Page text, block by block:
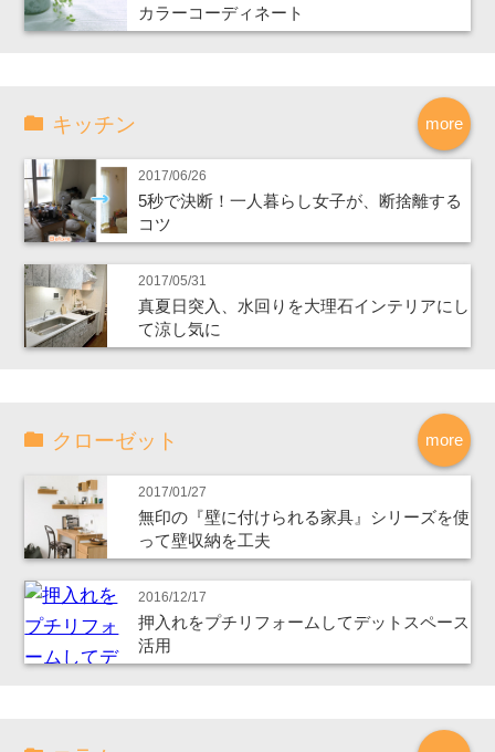
カラーコーディネート
more
キッチン
2017/06/26
5秒で決断！一人暮らし女子が、断捨離する
コツ
2017/05/31
真夏日突入、水回りを大理石インテリアにし
て涼し気に
more
クローゼット
2017/01/27
無印の『壁に付けられる家具』シリーズを使
って壁収納を工夫
2016/12/17
押入れをプチリフォームしてデットスペース
活用